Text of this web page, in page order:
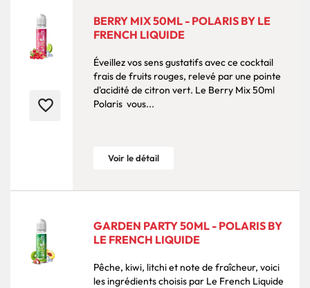
favorite_border
BERRY MIX 50ML - POLARIS BY LE
FRENCH LIQUIDE
Éveillez vos sens gustatifs avec ce cocktail
frais de fruits rouges, relevé par une pointe
d'acidité de citron vert. Le Berry Mix 50ml
Polaris vous...
Voir le détail
GARDEN PARTY 50ML - POLARIS BY
LE FRENCH LIQUIDE
Pêche, kiwi, litchi et note de fraîcheur, voici
les ingrédients choisis par Le French Liquide